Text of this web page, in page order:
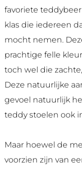
favoriete
klas die iedereen
mocht nemen.
prachtige felle
toch wel die
Deze natuurlijke
gevoel natuurlijk
teddy stoelen ook
Maar hoewel de
voorzien zijn van